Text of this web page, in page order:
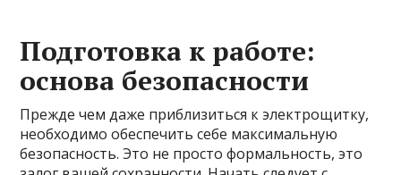
Подготовка к работе:
основа безопасности
Прежде чем даже приблизиться к электрощитку,
необходимо обеспечить себе максимальную
безопасность. Это не просто формальность, это